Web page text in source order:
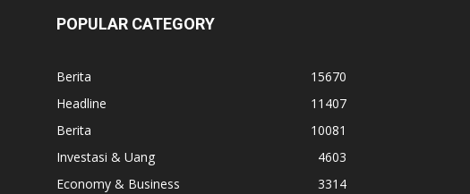
POPULAR CATEGORY
Berita
15670
Headline
11407
Berita
10081
Investasi & Uang
4603
Economy & Business
3314